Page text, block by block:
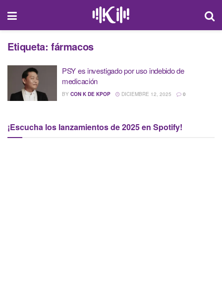
Etiqueta: fármacos
PSY es investigado por uso indebido de
medicación
BY CON K DE KPOP DICIEMBRE 12, 2025 0
¡Escucha los lanzamientos de 2025 en Spotify!